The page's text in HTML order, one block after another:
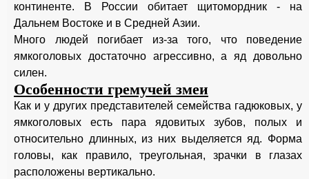
континенте. В России обитает щитомордник - на
Дальнем Востоке и в Средней Азии.
Много людей погибает из-за того, что поведение
ямкоголовых достаточно агрессивно, а яд довольно
силен.
Особенности гремучей змеи
Как и у других представителей семейства гадюковых, у
ямкоголовых есть пара ядовитых зубов, полых и
относительно длинных, из них выделяется яд. Форма
головы, как правило, треугольная, зрачки в глазах
расположены вертикально.